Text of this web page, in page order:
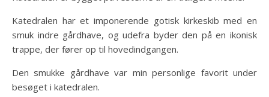
Katedralen har et imponerende gotisk kirkeskib med en
smuk indre gårdhave, og udefra byder den på en ikonisk
trappe, der fører op til hovedindgangen.
Den smukke gårdhave var min personlige favorit under
besøget i katedralen.